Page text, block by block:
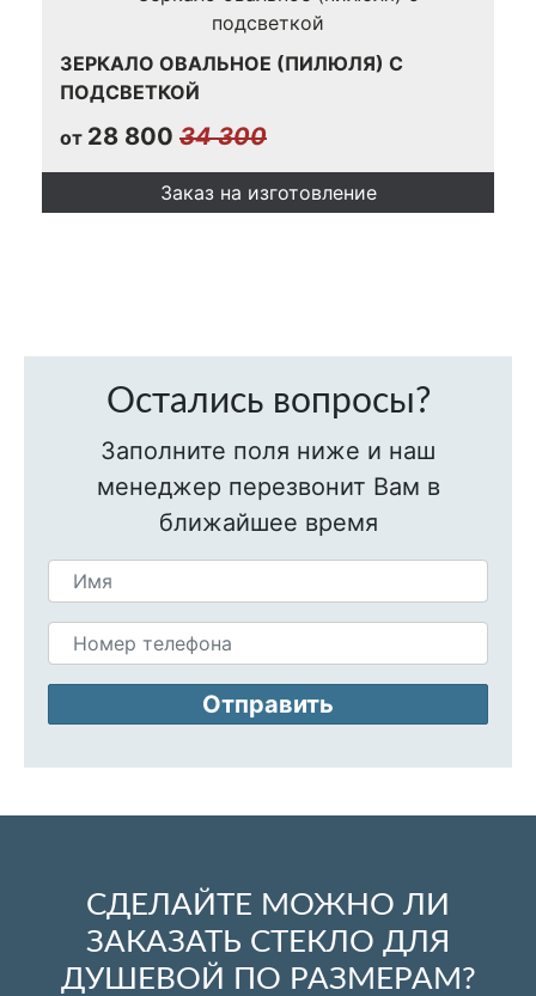
ЗЕРКАЛО ОВАЛЬНОЕ (ПИЛЮЛЯ) С
ПОДСВЕТКОЙ
от 28 800 34 300
Заказ на изготовление
Остались вопросы?
Заполните поля ниже и наш
менеджер перезвонит Вам в
ближайшее время
Отправить
СДЕЛАЙТЕ МОЖНО ЛИ
ЗАКАЗАТЬ СТЕКЛО ДЛЯ
ДУШЕВОЙ ПО РАЗМЕРАМ?